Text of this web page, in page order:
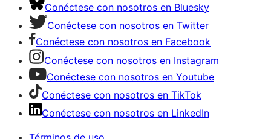
Conéctese con nosotros en Bluesky
Conéctese con nosotros en Twitter
Conéctese con nosotros en Facebook
Conéctese con nosotros en Instagram
Conéctese con nosotros en Youtube
Conéctese con nosotros en TikTok
Conéctese con nosotros en LinkedIn